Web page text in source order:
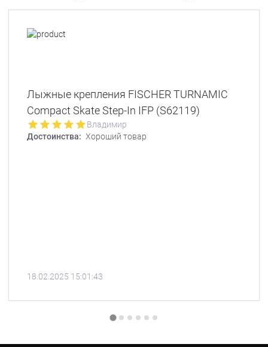
Лыжные крепления FISCHER TURNAMIC
Сompact Skate Step-In IFP (S62119)
Владимир
Достоинства: Хороший товар
18.02.2025 15:01:43